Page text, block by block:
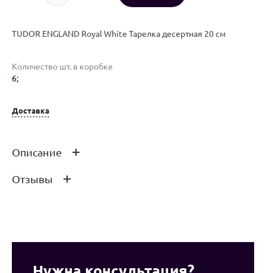
TUDOR ENGLAND Royal White Тарелка десертная 20 см
Количество шт. в коробке
6;
Доставка
Описание
TUDOR ENGLAND Royal White Тарелка десертная 20 см
Отзывы